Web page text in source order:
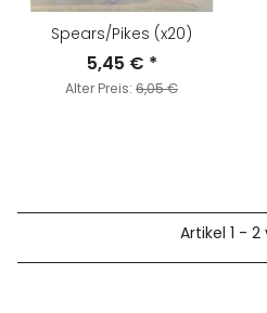
Spears/Pikes (x20)
5,45 € *
Alter Preis: 6,05 €
Artikel 1 - 2